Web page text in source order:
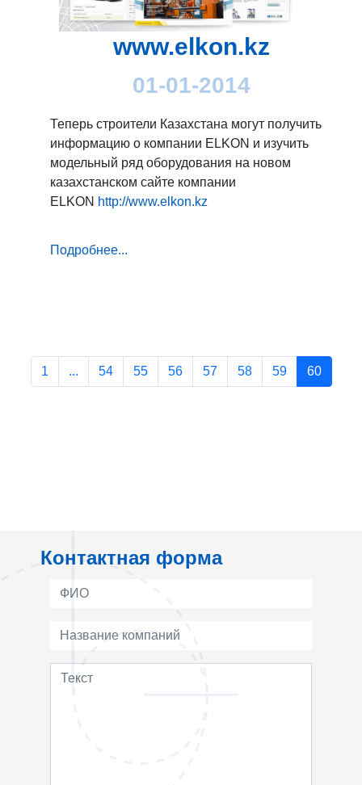
www.elkon.kz
01-01-2014
Теперь строители Казахстана могут получить
информацию о компании ELKON и изучить
модельный ряд оборудования на новом
казахстанском сайте компании
ELKON http://www.elkon.kz
Подробнее...
1 ... 54 55 56 57 58 59 60
Контактная форма